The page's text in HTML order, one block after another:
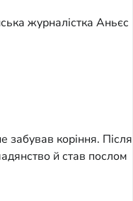
журналістка Аньєс
коріння. Після
й став послом